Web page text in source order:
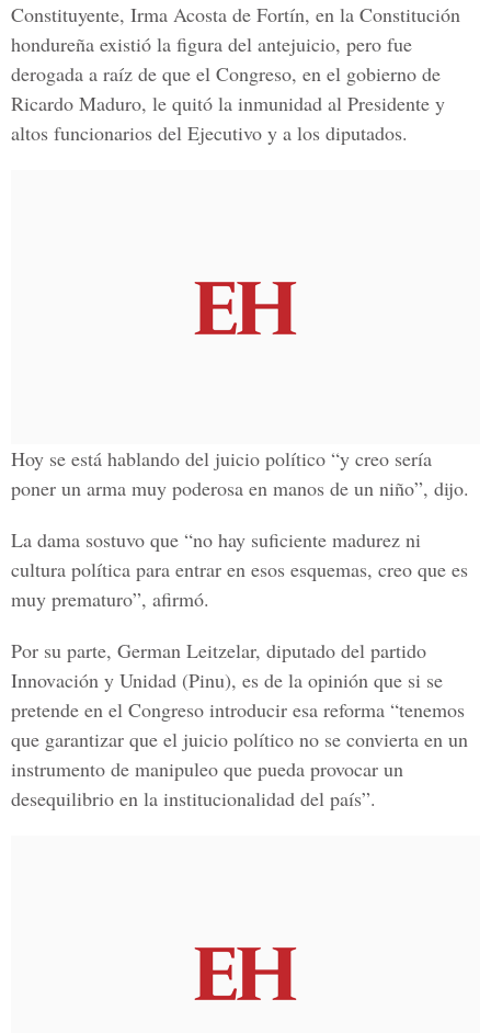
Constituyente, Irma Acosta de Fortín, en la Constitución
hondureña existió la figura del antejuicio, pero fue
derogada a raíz de que el Congreso, en el gobierno de
Ricardo Maduro, le quitó la inmunidad al Presidente y
altos funcionarios del Ejecutivo y a los diputados.
Hoy se está hablando del juicio político “y creo sería
poner un arma muy poderosa en manos de un niño”, dijo.
La dama sostuvo que “no hay suficiente madurez ni
cultura política para entrar en esos esquemas, creo que es
muy prematuro”, afirmó.
Por su parte, German Leitzelar, diputado del partido
Innovación y Unidad (Pinu), es de la opinión que si se
pretende en el Congreso introducir esa reforma “tenemos
que garantizar que el juicio político no se convierta en un
instrumento de manipuleo que pueda provocar un
desequilibrio en la institucionalidad del país”.